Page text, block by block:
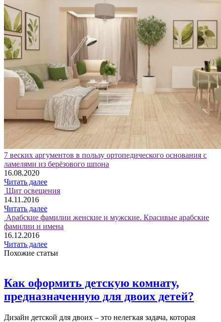
7 веских аргументов в пользу ортопедического основания с
ламелями из берёзового шпона
16.08.2020
Читать далее
Щит освещения
14.11.2016
Читать далее
Арабские фамилии женские и мужские. Красивые арабские
фамилии и имена
16.12.2016
Читать далее
Похожие статьи
Как оформить детскую комнату,
предназначенную для двоих детей?
Дизайн детской для двоих – это нелегкая задача, которая